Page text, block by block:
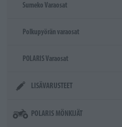
Sumeko Varaosat
Polkupyörän varaosat
POLARIS Varaosat
LISÄVARUSTEET
POLARIS MÖNKIJÄT